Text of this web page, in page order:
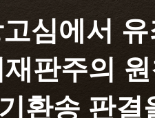
심에서
판주의
환송 판결